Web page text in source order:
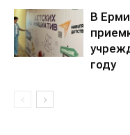
В
году